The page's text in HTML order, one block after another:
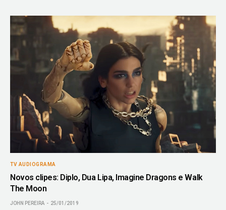
TV AUDIOGRAMA
Novos clipes: Diplo, Dua Lipa, Imagine Dragons e Walk
The Moon
JOHN PEREIRA 25/01/2019